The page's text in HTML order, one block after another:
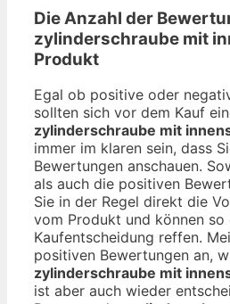
Die Anzahl der
zylinderschraube mit
Produkt
Egal ob positive oder
sollten sich vor dem Kauf
zylinderschraube mit
immer im klaren sein, dass
Bewertungen anschauen.
als auch die positiven
Sie in der Regel direkt die
vom Produkt und können so
Kaufentscheidung reffen.
positiven Bewertungen an,
zylinderschraube mit
ist aber auch wieder